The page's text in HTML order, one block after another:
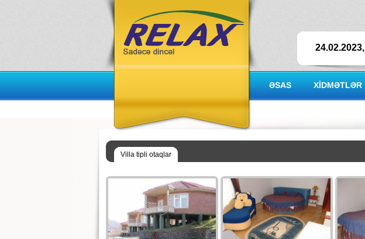
24.02.2023,
ƏSAS XİDMƏTLƏR
Villa tipli otaqlar